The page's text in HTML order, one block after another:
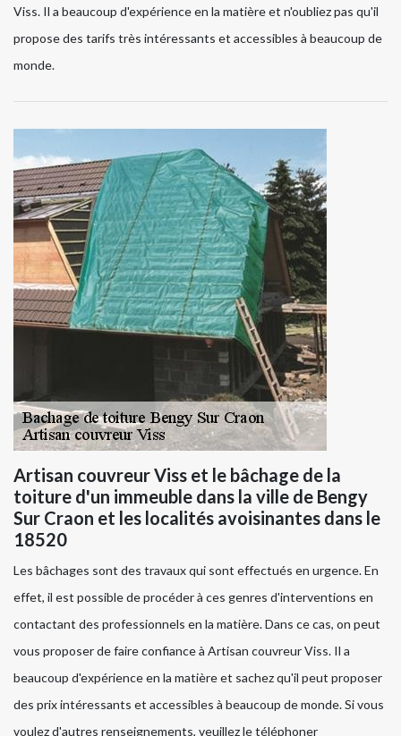
Viss. Il a beaucoup d'expérience en la matière et n'oubliez pas qu'il
propose des tarifs très intéressants et accessibles à beaucoup de
monde.
Artisan couvreur Viss et le bâchage de la
toiture d'un immeuble dans la ville de Bengy
Sur Craon et les localités avoisinantes dans le
18520
Les bâchages sont des travaux qui sont effectués en urgence. En
effet, il est possible de procéder à ces genres d'interventions en
contactant des professionnels en la matière. Dans ce cas, on peut
vous proposer de faire confiance à Artisan couvreur Viss. Il a
beaucoup d'expérience en la matière et sachez qu'il peut proposer
des prix intéressants et accessibles à beaucoup de monde. Si vous
voulez d'autres renseignements, veuillez le téléphoner